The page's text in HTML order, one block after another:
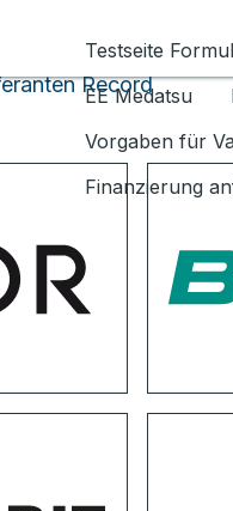
Testseite
EE Medatsu
Vorgaben für
Finanzierung
Record